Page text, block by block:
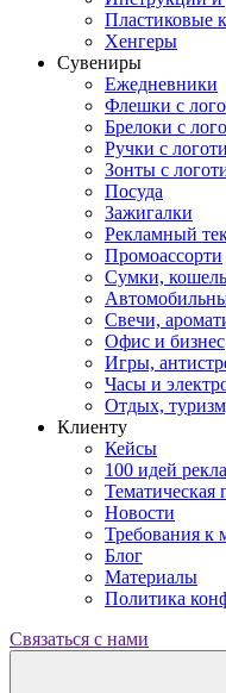
Пластиковые
Хенгеры
Сувениры
Ежедневники
Флешки с
Брелоки с
Ручки с
Зонты с
Посуда
Зажигалки
Рекламный
Промоассорти
Сумки,
Свечи,
Офис и бизнес
Игры,
Часы и
Отдых,
Клиенту
Кейсы
100 идей
Тематическая
Новости
Требования к
Блог
Материалы
Политика
Связаться с нами